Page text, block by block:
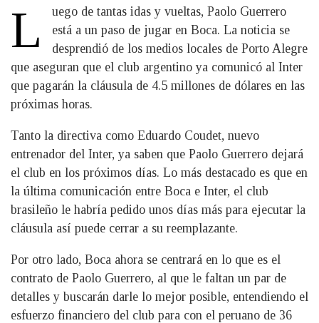
L
uego de tantas idas y vueltas, Paolo Guerrero
está a un paso de jugar en Boca. La noticia se
desprendió de los medios locales de Porto Alegre
que aseguran que el club argentino ya comunicó al Inter
que pagarán la cláusula de 4.5 millones de dólares en las
próximas horas.
Tanto la directiva como Eduardo Coudet, nuevo
entrenador del Inter, ya saben que Paolo Guerrero dejará
el club en los próximos días. Lo más destacado es que en
la última comunicación entre Boca e Inter, el club
brasileño le habría pedido unos días más para ejecutar la
cláusula así puede cerrar a su reemplazante.
Por otro lado, Boca ahora se centrará en lo que es el
contrato de Paolo Guerrero, al que le faltan un par de
detalles y buscarán darle lo mejor posible, entendiendo el
esfuerzo financiero del club para con el peruano de 36